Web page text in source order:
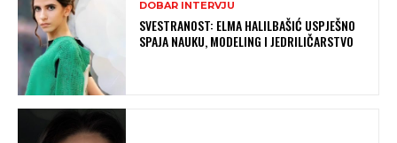
DOBAR INTERVJU
SVESTRANOST: ELMA HALILBAŠIĆ USPJEŠNO
SPAJA NAUKU, MODELING I JEDRILIČARSTVO